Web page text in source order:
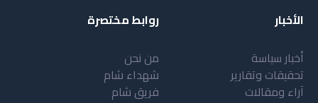
الأخبار
أخبار سياسة
تحقيقات وتقارير
آراء ومقالات
روابط مختصرة
من نحن
شهداء شام
فريق شام